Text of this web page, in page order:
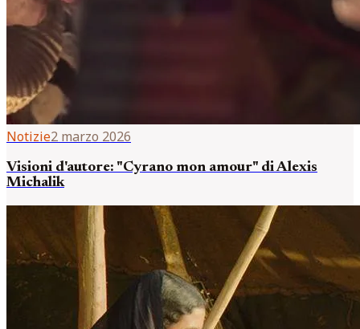
Notizie2 marzo 2026
Visioni d'autore: "Cyrano mon amour" di Alexis
Michalik